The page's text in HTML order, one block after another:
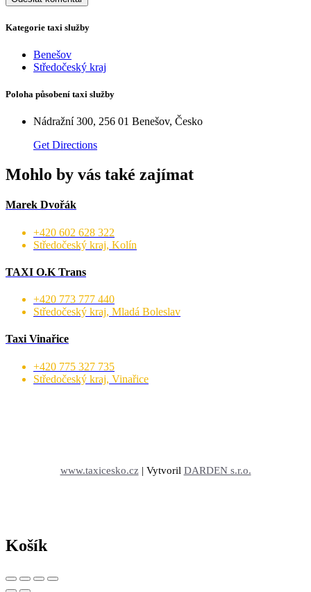
Kategorie taxi služby
Benešov
Středočeský kraj
Poloha působení taxi služby
Nádražní 300, 256 01 Benešov, Česko
Get Directions
Mohlo by vás také zajímat
Marek Dvořák
+420 602 628 322
Středočeský kraj, Kolín
TAXI O.K Trans
+420 773 777 440
Středočeský kraj, Mladá Boleslav
Taxi Vinařice
+420 775 327 735
Středočeský kraj, Vinařice
www.taxicesko.cz| Vytvoril DARDEN s.r.o.
Košík